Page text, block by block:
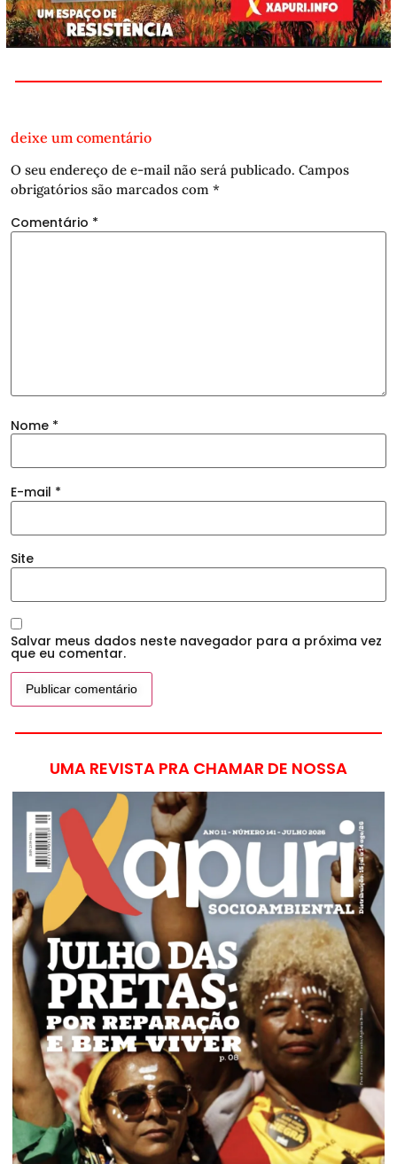
deixe um comentário
O seu endereço de e-mail não será publicado. Campos
obrigatórios são marcados com *
Comentário *
Nome *
E-mail *
Site
Salvar meus dados neste navegador para a próxima vez
que eu comentar.
UMA REVISTA PRA CHAMAR DE NOSSA